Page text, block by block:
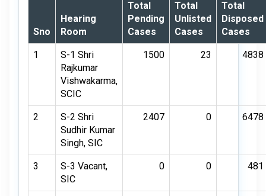
Sno
Hearing
Room
Total
Pending
Cases
Total
Unlisted
Cases
Total
Disposed
Cases
1
S-1 Shri
Rajkumar
Vishwakarma,
SCIC
1500 23 4838
2
S-2 Shri
Sudhir Kumar
Singh, SIC
2407 0 6478
3
S-3 Vacant,
SIC
0 0 481